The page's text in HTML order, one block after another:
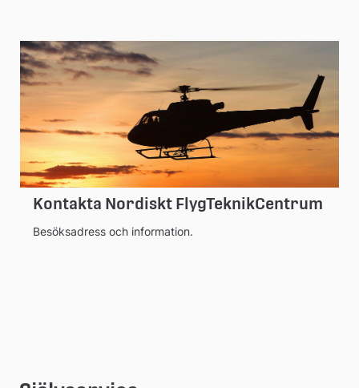
Kontakta Nordiskt FlygTeknikCentrum
Besöksadress och information.